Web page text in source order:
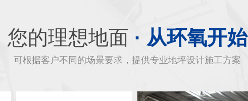
您的理想地面 · 从环氧开始
可根据客户不同的场景要求，提供专业地坪设计施工方案